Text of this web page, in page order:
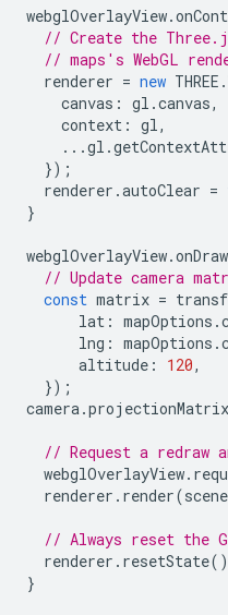
webglOverlayView.
// Create the
// maps's WebGL
renderer = new THREE .
canvas : gl .canvas,
context : gl,
...gl .
});
renderer .autoClear =
}
webglOverlayView.onDraw
// Update camera
const matrix =
lat : mapOptions .
lng : mapOptions .
altitude : 120,
});
camera.projectionMatrix
// Request a redraw
webglOverlayView.
renderer . render(scene
// Always reset the
renderer . resetState
}